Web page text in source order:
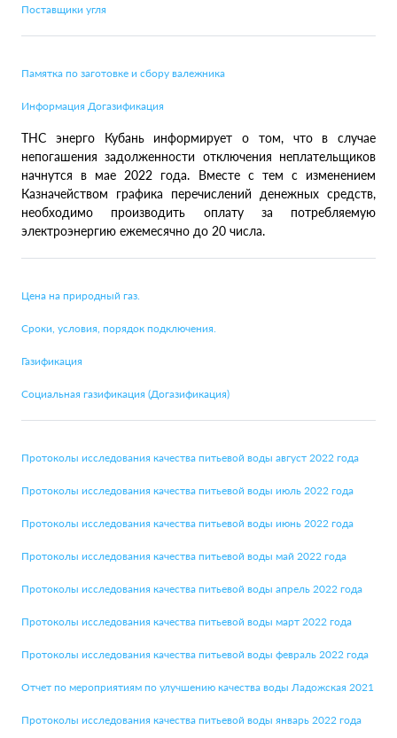
Поставщики угля
Памятка по заготовке и сбору валежника
Информация Догазификация
ТНС энерго Кубань информирует о том, что в случае
непогашения задолженности отключения неплательщиков
начнутся в мае 2022 года. Вместе с тем с изменением
Казначейством графика перечислений денежных средств,
необходимо производить оплату за потребляемую
электроэнергию ежемесячно до 20 числа.
Цена на природный газ.
Сроки, условия, порядок подключения.
Газификация
Социальная газификация (Догазификация)
Протоколы исследования качества питьевой воды август 2022 года
Протоколы исследования качества питьевой воды июль 2022 года
Протоколы исследования качества питьевой воды июнь 2022 года
Протоколы исследования качества питьевой воды май 2022 года
Протоколы исследования качества питьевой воды апрель 2022 года
Протоколы исследования качества питьевой воды март 2022 года
Протоколы исследования качества питьевой воды февраль 2022 года
Отчет по мероприятиям по улучшению качества воды Ладожская 2021
Протоколы исследования качества питьевой воды январь 2022 года